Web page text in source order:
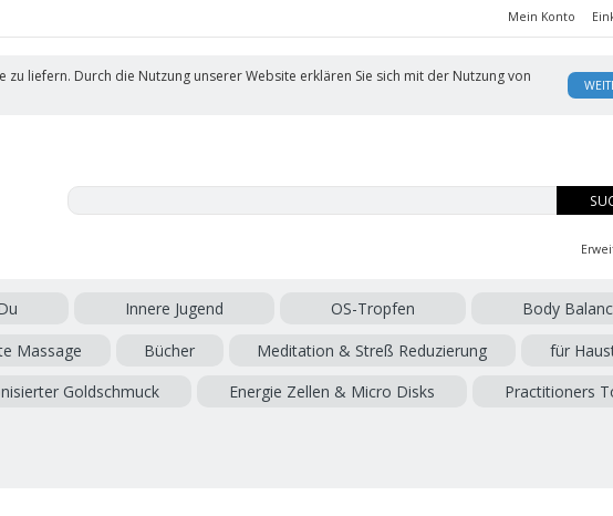
Mein Konto
liefern. Durch die Nutzung unserer Website erklären Sie sich mit der Nutzung von
Innere Jugend OS-Tropfen
Body
Massage Bücher Meditation & Streß Reduzierung
für
Goldschmuck Energie Zellen & Micro Disks Practitioners